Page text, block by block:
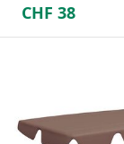
CHF 38